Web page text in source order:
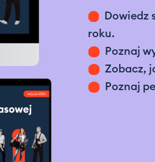
Dowiedz
roku.
Poznaj
Zobacz,
Poznaj